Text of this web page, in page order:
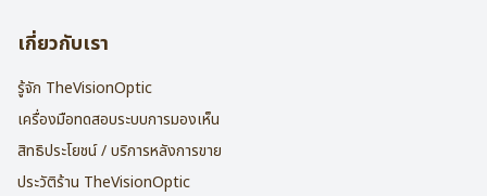
เกี่ยวกับเรา
รู้จัก TheVisionOptic
เครื่องมือทดสอบระบบการมองเห็น
สิทธิประโยชน์ / บริการหลังการขาย
ประวัติร้าน TheVisionOptic